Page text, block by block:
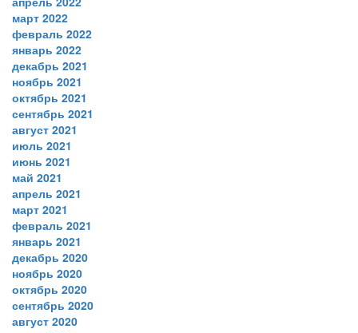
март 2022
февраль 2022
январь 2022
декабрь 2021
ноябрь 2021
октябрь 2021
сентябрь 2021
август 2021
июль 2021
июнь 2021
май 2021
апрель 2021
март 2021
февраль 2021
январь 2021
декабрь 2020
ноябрь 2020
октябрь 2020
сентябрь 2020
август 2020